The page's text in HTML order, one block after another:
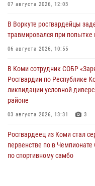
07 августа 2026, 12:03
В Воркуте росгвардейцы
травмировался при попытке
06 августа 2026, 10:55
В Коми сотрудник СОБР
Росгвардии по Республике
ликвидации условной
районе
03 августа 2026, 13:31 3
Росгвардеец из Коми стал
первенстве по в
по спортивному самбо